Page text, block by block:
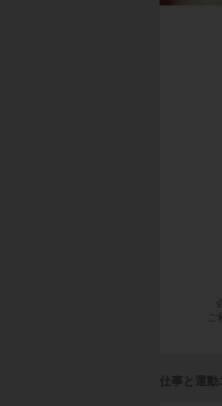
仕事と運動